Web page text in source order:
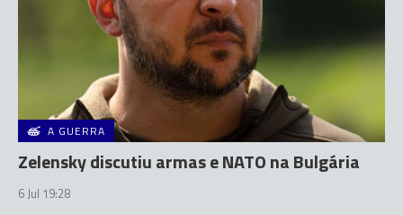
A GUERRA
Zelensky discutiu armas e NATO na Bulgária
6 Jul 19:28